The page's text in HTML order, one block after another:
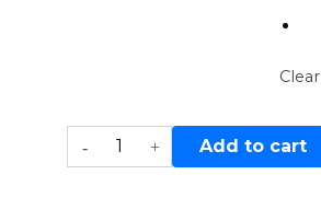
Clear
Craters
08
Add to cart